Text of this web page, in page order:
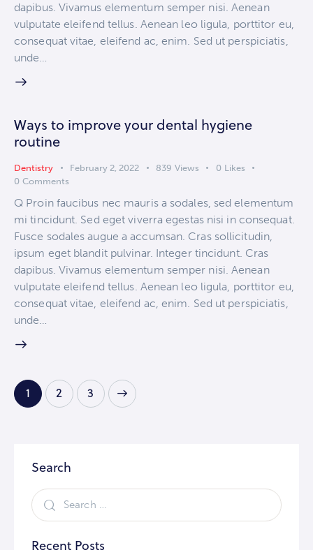
dapibus. Vivamus elementum semper nisi. Aenean
vulputate eleifend tellus. Aenean leo ligula, porttitor eu,
consequat vitae, eleifend ac, enim. Sed ut perspiciatis,
unde…
Ways to improve your dental hygiene
routine
Dentistry February 2, 2022 839 Views 0 Likes
0 Comments
Q Proin faucibus nec mauris a sodales, sed elementum
mi tincidunt. Sed eget viverra egestas nisi in consequat.
Fusce sodales augue a accumsan. Cras sollicitudin,
ipsum eget blandit pulvinar. Integer tincidunt. Cras
dapibus. Vivamus elementum semper nisi. Aenean
vulputate eleifend tellus. Aenean leo ligula, porttitor eu,
consequat vitae, eleifend ac, enim. Sed ut perspiciatis,
unde…
1 2 3
Search
Recent Posts